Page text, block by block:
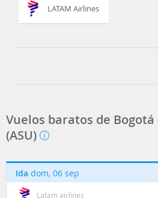
LATAM Airlines
Vuelos baratos de Bogotá
(ASU)
Ida dom, 06 sep
Latam airlines